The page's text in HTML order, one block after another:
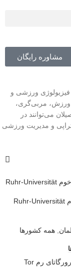
مشاوره رایگان
ورزشی و
ورزش، مربی‌گری،
می‌توانند در
و مدیریت ورزشی
دانشگاه بوخوم Ruhr-Universität
همه کشورها